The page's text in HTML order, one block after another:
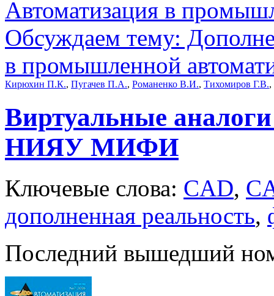
Автоматизация в
Обсуждаем тему:
в промышленной
Кирюхин П.К., Пугачев П.А., Романенко В.И., Тихомиров Г.В.,
Виртуальные
НИЯУ МИФИ
Ключевые слова: CAD,
дополненная реальность,
Последний вышедший